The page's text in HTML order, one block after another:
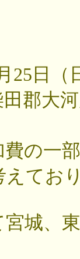
25日（
郡大
の一
えてお
城、